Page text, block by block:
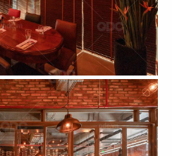
82
PAT KAO THAI
CN Mỹ Tho